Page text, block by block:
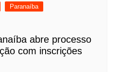
Paranaíba
abre processo
com inscrições